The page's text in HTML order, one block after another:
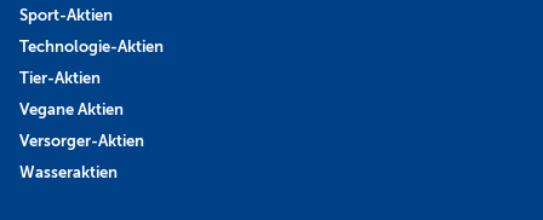
Sport-Aktien
Technologie-Aktien
Tier-Aktien
Vegane Aktien
Versorger-Aktien
Wasseraktien